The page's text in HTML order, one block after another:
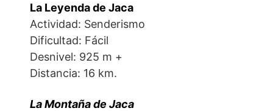
La Leyenda de Jaca
Actividad: Senderismo
Dificultad: Fácil
Desnivel: 925 m +
Distancia: 16 km.
La Montaña de Jaca